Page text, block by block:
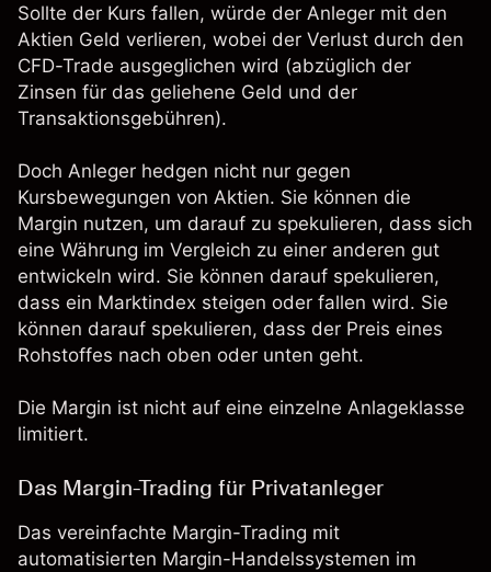
Sollte der Kurs fallen, würde der Anleger mit den
Aktien Geld verlieren, wobei der Verlust durch den
CFD-Trade ausgeglichen wird (abzüglich der
Zinsen für das geliehene Geld und der
Transaktionsgebühren).
Doch Anleger hedgen nicht nur gegen
Kursbewegungen von Aktien. Sie können die
Margin nutzen, um darauf zu spekulieren, dass sich
eine Währung im Vergleich zu einer anderen gut
entwickeln wird. Sie können darauf spekulieren,
dass ein Marktindex steigen oder fallen wird. Sie
können darauf spekulieren, dass der Preis eines
Rohstoffes nach oben oder unten geht.
Die Margin ist nicht auf eine einzelne Anlageklasse
limitiert.
Das Margin-Trading für Privatanleger
Das vereinfachte Margin-Trading mit
automatisierten Margin-Handelssystemen im